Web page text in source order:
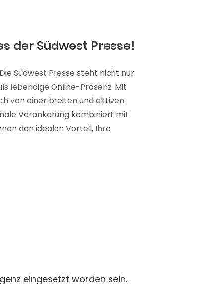
der Südwest Presse!
Südwest Presse steht nicht nur
lebendige Online-Präsenz. Mit
von einer breiten und aktiven
Verankerung kombiniert mit
den idealen Vorteil, Ihre
eingesetzt worden sein.